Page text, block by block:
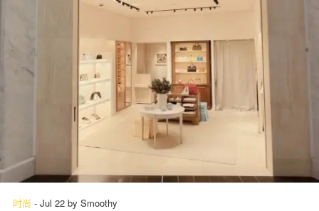
时尚 - Jul 22 by Smoothy